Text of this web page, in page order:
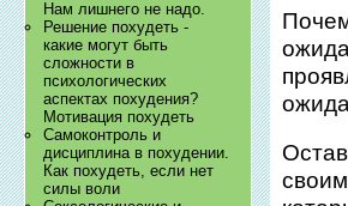
Нам лишнего не надо.
Решение похудеть -
какие могут быть
сложности в
психологических
аспектах похудения?
Мотивация похудеть
Самоконтроль и
дисциплина в похудении.
Как похудеть, если нет
силы воли